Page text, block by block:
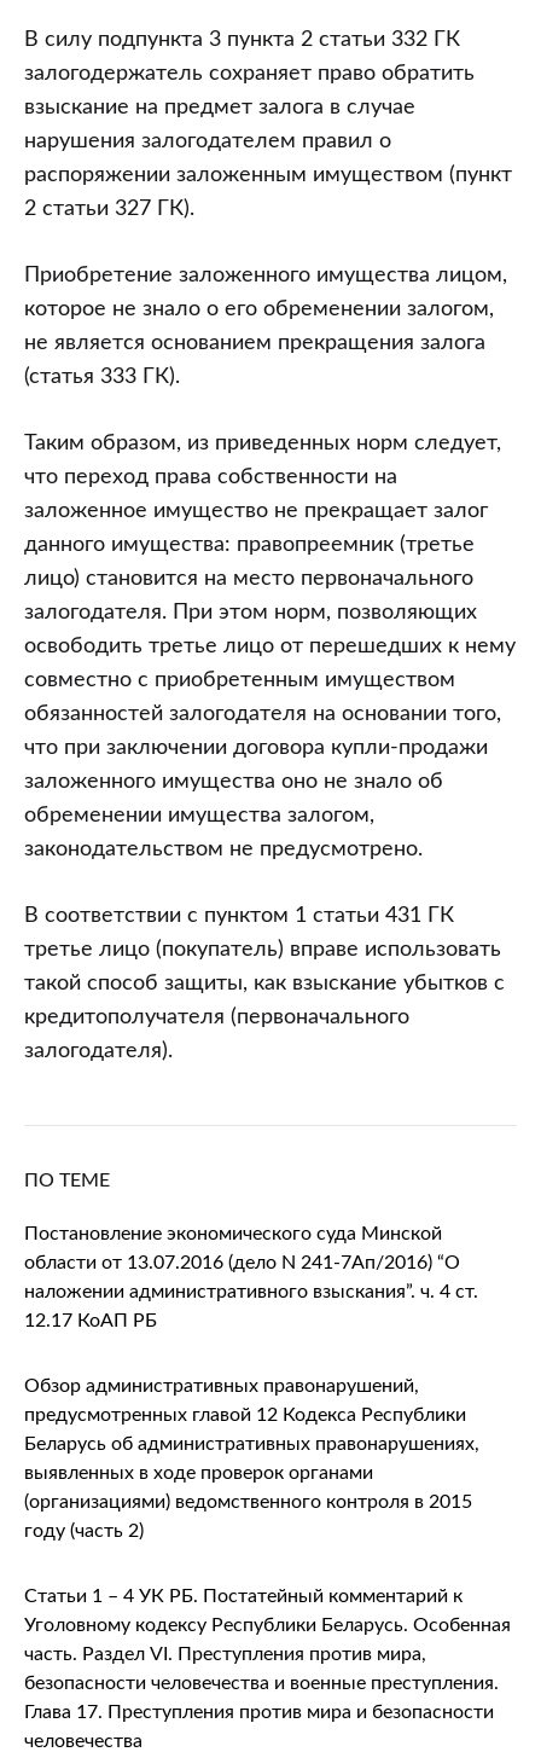
отказа
в
иске
банка
об
обращении
на
заложенное
имущество?
Каким
третье
лицо
может
защитить
свои
права?
В силу подпункта 3 пункта 2 статьи 332 ГК
залогодержатель сохраняет право обратить
взыскание на предмет залога в случае
нарушения залогодателем правил о
распоряжении заложенным имуществом (пункт
2 статьи 327 ГК).
Приобретение заложенного имущества лицом,
которое не знало о его обременении залогом,
не является основанием прекращения залога
(статья 333 ГК).
Таким образом, из приведенных норм следует,
что переход права собственности на
заложенное имущество не прекращает залог
данного имущества: правопреемник (третье
лицо) становится на место первоначального
залогодателя. При этом норм, позволяющих
освободить третье лицо от перешедших к нему
совместно с приобретенным имуществом
обязанностей залогодателя на основании того,
что при заключении договора купли-продажи
заложенного имущества оно не знало об
обременении имущества залогом,
законодательством не предусмотрено.
В соответствии с пунктом 1 статьи 431 ГК
третье лицо (покупатель) вправе использовать
такой способ защиты, как взыскание убытков с
кредитополучателя (первоначального
залогодателя).
ПО ТЕМЕ
Постановление экономического суда Минской
области от 13.07.2016 (дело N 241-7Ап/2016) “О
наложении административного взыскания”. ч. 4 ст.
12.17 КоАП РБ
Обзор административных правонарушений,
предусмотренных главой 12 Кодекса Республики
Беларусь об административных правонарушениях,
выявленных в ходе проверок органами
(организациями) ведомственного контроля в 2015
году (часть 2)
Статьи 1 – 4 УК РБ. Постатейный комментарий к
Уголовному кодексу Республики Беларусь. Особенная
часть. Раздел VI. Преступления против мира,
безопасности человечества и военные преступления.
Глава 17. Преступления против мира и безопасности
человечества